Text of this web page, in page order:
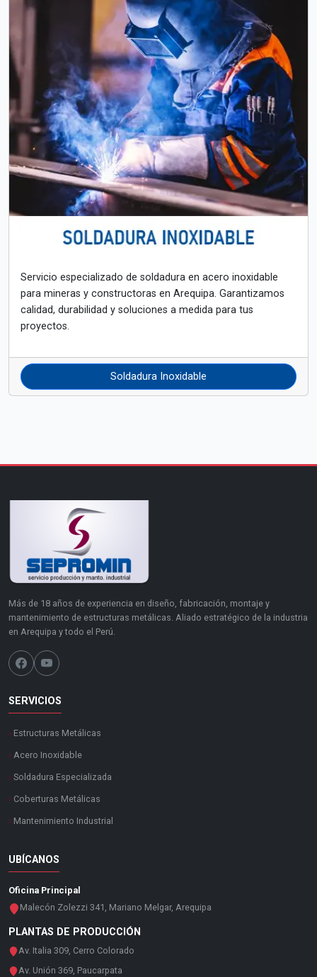
Servicio especializado de soldadura en acero inoxidable
para mineras y constructoras en Arequipa. Garantizamos
calidad, durabilidad y soluciones a medida para tus
proyectos.
Soldadura Inoxidable
Más de 18 años de experiencia en diseño, fabricación, montaje y
mantenimiento de estructuras metálicas. Aliado estratégico de la industria
en Arequipa y todo el Perú.
SERVICIOS
› Estructuras Metálicas
› Acero Inoxidable
› Soldadura Especializada
› Coberturas Metálicas
› Mantenimiento Industrial
UBÍCANOS
Oficina Principal
Malecón Zolezzi 341, Mariano Melgar, Arequipa
PLANTAS DE PRODUCCIÓN
Av. Italia 309, Cerro Colorado
Av. Unión 369, Paucarpata